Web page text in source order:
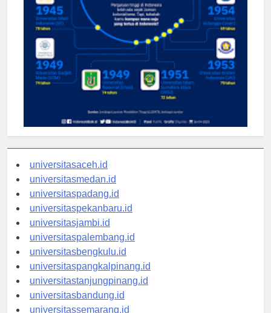
universitasaceh.id
universitasmedan.id
universitaspadang.id
universitaspekanbaru.id
universitasjambi.id
universitaspalembang.id
universitasbengkulu.id
universitaspangkalpinang.id
universitastanjungpinang.id
universitasbandung.id